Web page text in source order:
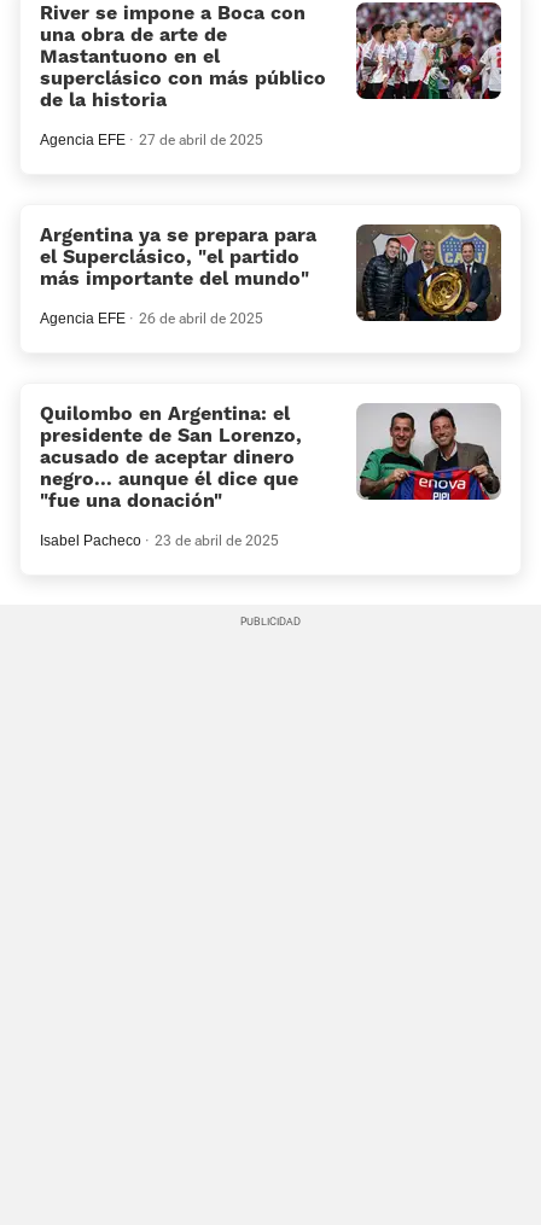
River se impone a Boca con
una obra de arte de
Mastantuono en el
superclásico con más público
de la historia
Agencia EFE 27 de abril de 2025
Argentina ya se prepara para
el Superclásico, “el partido
más importante del mundo”
Agencia EFE 26 de abril de 2025
Quilombo en Argentina: el
presidente de San Lorenzo,
acusado de aceptar dinero
negro... aunque él dice que
“fue una donación”
Isabel Pacheco 23 de abril de 2025